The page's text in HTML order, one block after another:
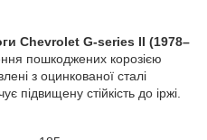
Chevrolet G-series II (1978–
пошкоджених корозією
з оцинкованої сталі
стійкість до іржі.